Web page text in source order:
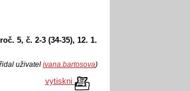
5, č. 2-3 (34-35), 12. 1.
uživatel ivana.bartosova)
vytiskni